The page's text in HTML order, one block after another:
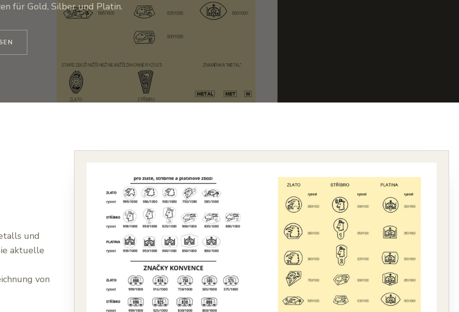
für Gold, Silber und Platin.
und
aktuelle
von